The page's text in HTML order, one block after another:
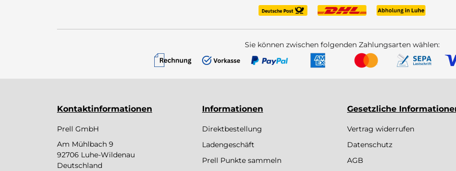
Sie können zwischen folgenden Zahlungsarten wählen:
Kontaktinformationen
Prell GmbH
Am Mühlbach 9
92706 Luhe-Wildenau
Deutschland
Informationen
Direktbestellung
Ladengeschäft
Prell Punkte sammeln
Gesetzliche
Vertrag widerrufen
Datenschutz
AGB